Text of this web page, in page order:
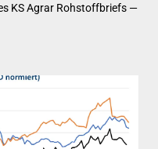
KS Agrar Rohstoffbriefs —